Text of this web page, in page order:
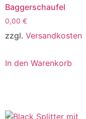
Baggerschaufel
0,00 €
zzgl. Versandkosten
In den Warenkorb